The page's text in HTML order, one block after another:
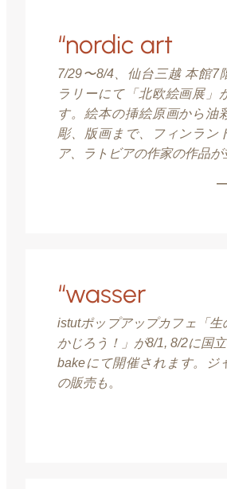
“nordic art
7/29〜8/4、仙台三越 本館7
ラリーにて「北欧絵画展」
す。絵本の挿絵原画から油
彫、版画まで、フィンラン
ア、ラトビアの作家の作品が
“wasser
istutポップアップカフェ「生
かじろう！」が8/1, 8/2に国
bakeにて開催されます。ジ
の販売も 。